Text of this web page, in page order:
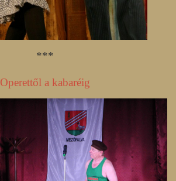
***
Operettől a kabaréig